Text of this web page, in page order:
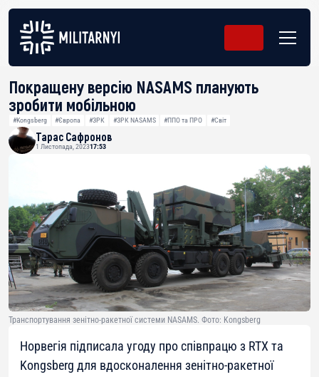
Покращену версію NASAMS планують
зробити мобільною
#Kongsberg #Європа #ЗРК #ЗРК NASAMS #ППО та ПРО #Світ
Тарас Сафронов
1 Листопада, 202317:53
Транспортування зенітно-ракетної системи NASAMS. Фото: Kongsberg
Норвегія підписала угоду про співпрацю з RTX та
Kongsberg для вдосконалення зенітно-ракетної